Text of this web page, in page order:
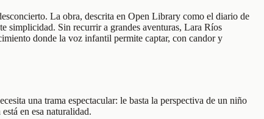
La obra, descrita en Open Library como el diario de
simplicidad. Sin recurrir a grandes aventuras, Lara Ríos
donde la voz infantil permite captar, con candor y
una trama espectacular: le basta la perspectiva de un niño
en esa naturalidad.